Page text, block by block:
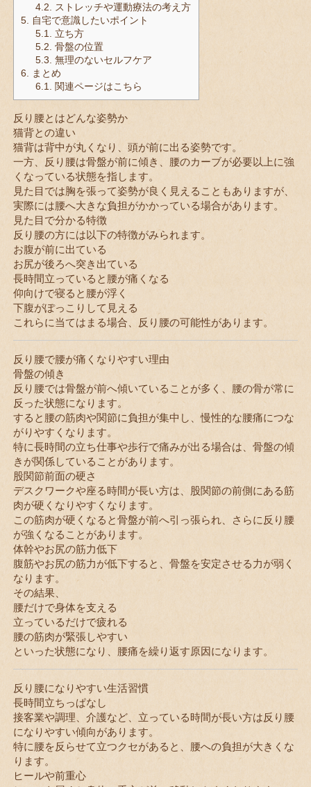
4.2.
ストレッチや運動療法の考え方
5.
自宅で意識したいポイント
5.1.
立ち方
5.2. 骨盤の位置
5.3. 無理のないセルフケア
6.
まとめ
6.1.
関連ページはこちら
反り腰とはどんな姿勢か
猫背との違い
猫背は背中が丸くなり、頭が前に出る姿勢です。
一方、反り腰は骨盤が前に傾き、腰のカーブが必要以上に強
くなっている状態を指します。
見た目では胸を張って姿勢が良く見えることもありますが、
実際には腰へ大きな負担がかかっている場合があります。
見た目で分かる特徴
反り腰の方には以下の特徴がみられます。
お腹が前に出ている
お尻が後ろへ突き出ている
長時間立っていると腰が痛くなる
仰向けで寝ると腰が浮く
下腹がぽっこりして見える
これらに当てはまる場合、反り腰の可能性があります。
反り腰で腰が痛くなりやすい理由
骨盤の傾き
反り腰では骨盤が前へ傾いていることが多く、腰の骨が常に
反った状態になります。
すると腰の筋肉や関節に負担が集中し、慢性的な腰痛につな
がりやすくなります。
特に長時間の立ち仕事や歩行で痛みが出る場合は、骨盤の傾
きが関係していることがあります。
股関節前面の硬さ
デスクワークや座る時間が長い方は、股関節の前側にある筋
肉が硬くなりやすくなります。
この筋肉が硬くなると骨盤が前へ引っ張られ、さらに反り腰
が強くなることがあります。
体幹やお尻の筋力低下
腹筋やお尻の筋力が低下すると、骨盤を安定させる力が弱く
なります。
その結果、
腰だけで身体を支える
立っているだけで疲れる
腰の筋肉が緊張しやすい
といった状態になり、腰痛を繰り返す原因になります。
反り腰になりやすい生活習慣
長時間立ちっぱなし
接客業や調理、介護など、立っている時間が長い方は反り腰
になりやすい傾向があります。
特に腰を反らせて立つクセがあると、腰への負担が大きくな
ります。
ヒールや前重心